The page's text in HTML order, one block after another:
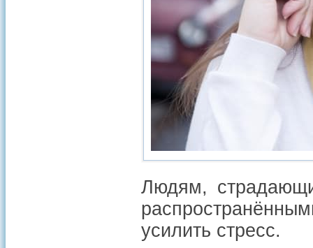
Людям,
усилить стресс.